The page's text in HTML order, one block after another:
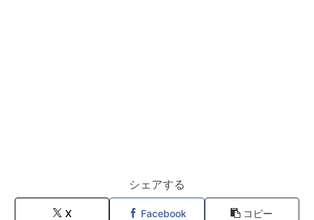
シェアする
X Facebook コピー